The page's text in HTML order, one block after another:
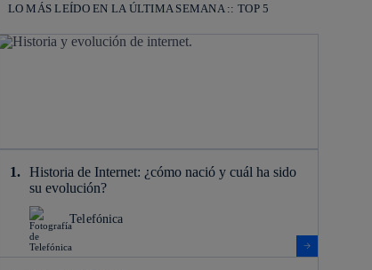
LO MÁS LEÍDO EN LA ÚLTIMA SEMANA :: TOP 5
Historia de Internet: ¿cómo nació y cuál ha sido
su evolución?
Telefónica